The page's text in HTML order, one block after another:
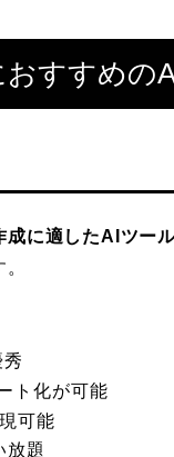
すすめの
成に適したAIツー
ト化が可能
可能
放題